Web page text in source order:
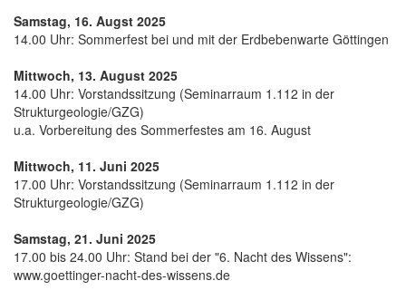
Samstag, 16. Augst 2025
14.00 Uhr: Sommerfest bei und mit der Erdbebenwarte Göttingen
Mittwoch, 13. August 2025
14.00 Uhr: Vorstandssitzung (Seminarraum 1.112 in der
Strukturgeologie/GZG)
u.a. Vorbereitung des Sommerfestes am 16. August
Mittwoch, 11. Juni 2025
17.00 Uhr: Vorstandssitzung (Seminarraum 1.112 in der
Strukturgeologie/GZG)
Samstag, 21. Juni 2025
17.00 bis 24.00 Uhr: Stand bei der "6. Nacht des Wissens":
www.goettinger-nacht-des-wissens.de